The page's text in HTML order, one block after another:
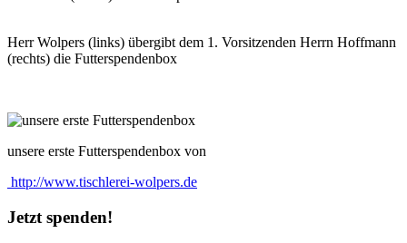
Herr Wolpers (links) übergibt dem 1. Vorsitzenden Herrn Hoffmann
(rechts) die Futterspendenbox
unsere erste Futterspendenbox von
http://www.tischlerei-wolpers.de
Jetzt spenden!